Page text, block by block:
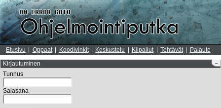
Etusivu Oppaat Koodivinkit Keskustelu Kilpailut Tehtävät Palaute
–
Kirjautuminen
Tunnus
Salasana